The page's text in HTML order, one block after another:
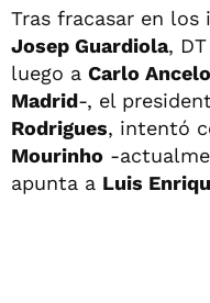
Tras fracasar en
Josep Guardiola,
luego a Carlo
Madrid-, el
Rodrigues, intentó
Mourinho -
apunta a Luis